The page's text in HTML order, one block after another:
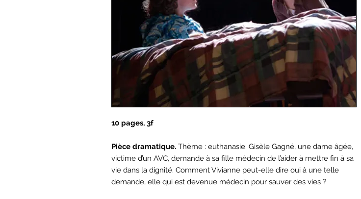
10 pages, 3f
Pièce dramatique. Thème : euthanasie. Gisèle Gagné, une dame âgée,
victime d’un AVC, demande à sa fille médecin de l’aider à mettre fin à sa
vie dans la dignité. Comment Vivianne peut-elle dire oui à une telle
demande, elle qui est devenue médecin pour sauver des vies ?